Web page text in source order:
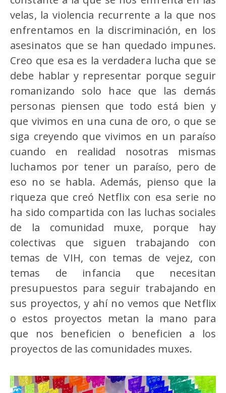
velas, la violencia recurrente a la que nos
enfrentamos en la discriminación, en los
asesinatos que se han quedado impunes.
Creo que esa es la verdadera lucha que se
debe hablar y representar porque seguir
romanizando solo hace que las demás
personas piensen que todo está bien y
que vivimos en una cuna de oro, o que se
siga creyendo que vivimos en un paraíso
cuando en realidad nosotras mismas
luchamos por tener un paraíso, pero de
eso no se habla. Además, pienso que la
riqueza que creó Netflix con esa serie no
ha sido compartida con las luchas sociales
de la comunidad muxe, porque hay
colectivas que siguen trabajando con
temas de VIH, con temas de vejez, con
temas de infancia que necesitan
presupuestos para seguir trabajando en
sus proyectos, y ahí no vemos que Netflix
o estos proyectos metan la mano para
que nos beneficien o beneficien a los
proyectos de las comunidades muxes.